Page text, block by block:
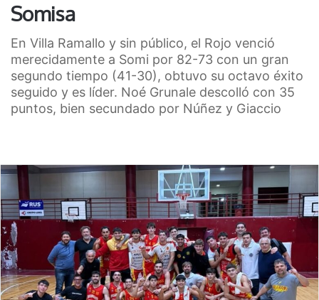
Somisa
En Villa Ramallo y sin público, el Rojo venció
merecidamente a Somi por 82-73 con un gran
segundo tiempo (41-30), obtuvo su octavo éxito
seguido y es líder. Noé Grunale descolló con 35
puntos, bien secundado por Núñez y Giaccio